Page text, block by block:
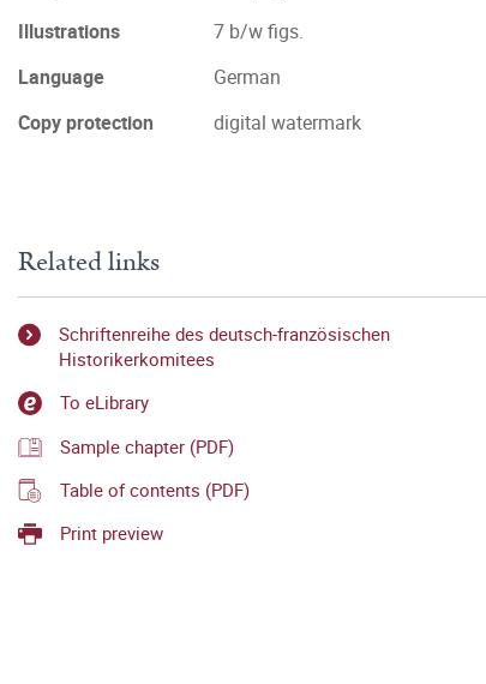
Illustrations
7 b/w figs.
Language
German
Copy protection
digital watermark
Related links
Schriftenreihe des deutsch-französischen
Historikerkomitees
To eLibrary
Sample chapter (PDF)
Table of contents (PDF)
Print preview